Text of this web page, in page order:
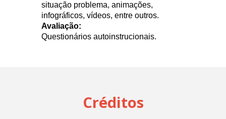
situação problema, animações,
infográficos, vídeos, entre outros.
Avaliação:
Questionários autoinstrucionais.
Créditos